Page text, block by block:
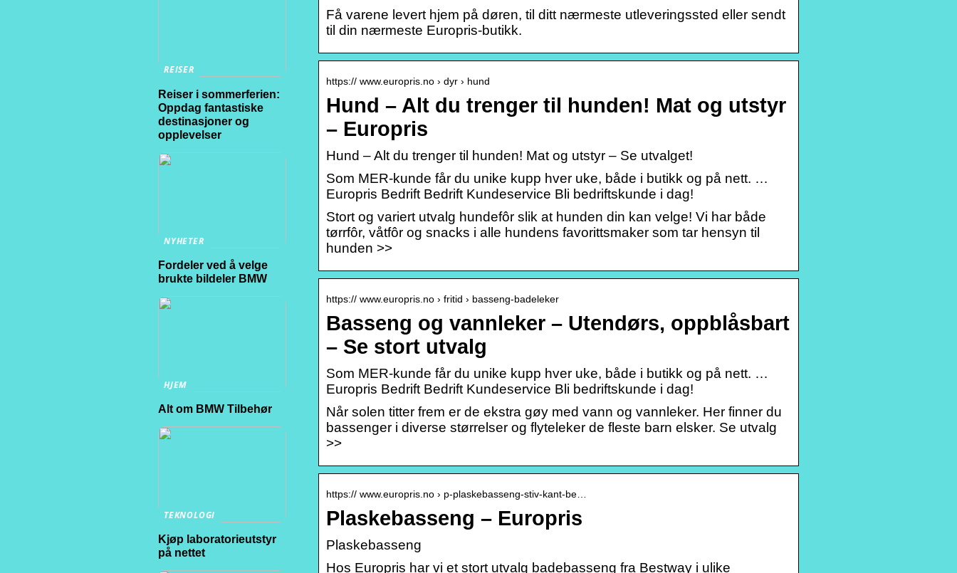
Få varene levert hjem på døren, til ditt nærmeste utleveringssted eller sendt
til din nærmeste Europris-butikk.
https:// www.europris.no › dyr › hund
Hund – Alt du trenger til hunden! Mat og utstyr
– Europris
Hund – Alt du trenger til hunden! Mat og utstyr – Se utvalget!
Som MER-kunde får du unike kupp hver uke, både i butikk og på nett. …
Europris Bedrift Bedrift Kundeservice Bli bedriftskunde i dag!
Stort og variert utvalg hundefôr slik at hunden din kan velge! Vi har både
tørrfôr, våtfôr og snacks i alle hundens favorittsmaker som tar hensyn til
hunden >>
https:// www.europris.no › fritid › basseng-badeleker
Basseng og vannleker – Utendørs, oppblåsbart
– Se stort utvalg
Som MER-kunde får du unike kupp hver uke, både i butikk og på nett. …
Europris Bedrift Bedrift Kundeservice Bli bedriftskunde i dag!
Når solen titter frem er de ekstra gøy med vann og vannleker. Her finner du
bassenger i diverse størrelser og flyteleker de fleste barn elsker. Se utvalg
>>
https:// www.europris.no › p-plaskebasseng-stiv-kant-be…
Plaskebasseng – Europris
Plaskebasseng
Hos Europris har vi et stort utvalg badebasseng fra Bestway i ulike
REISER
Reiser i sommerferien:
Oppdag fantastiske
destinasjoner og
opplevelser
NYHETER
Fordeler ved å velge
brukte bildeler BMW
HJEM
Alt om BMW Tilbehør
TEKNOLOGI
Kjøp laboratorieutstyr
på nettet